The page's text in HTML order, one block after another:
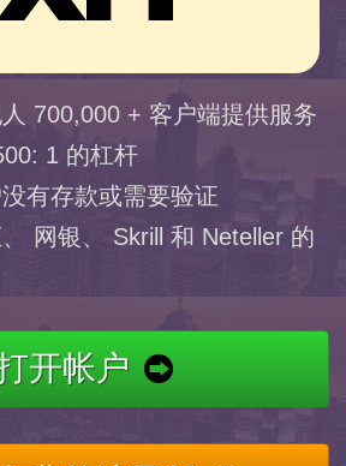
700,000 + 客户端提供服务
1 的杠杆
有存款或需要验证
网银、 Skrill 和 Neteller 的
开帐户